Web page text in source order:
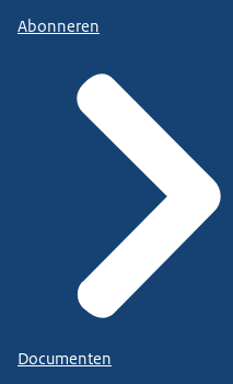
Abonneren
Documenten